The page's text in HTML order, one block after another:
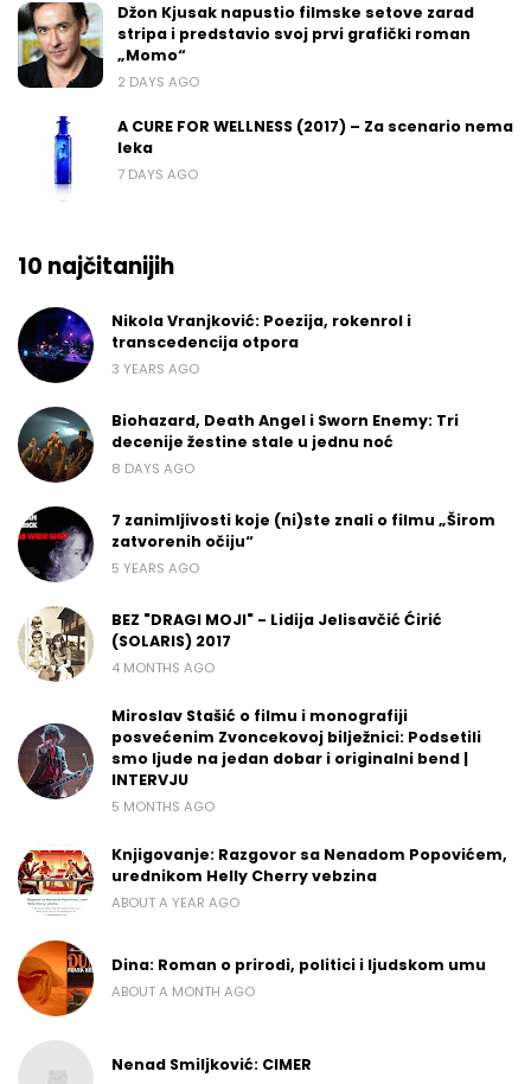
Džon Kjusak napustio filmske setove zarad
stripa i predstavio svoj prvi grafički roman
„Momo“
2 DAYS AGO
A CURE FOR WELLNESS (2017) – Za scenario nema
leka
7 DAYS AGO
10 najčitanijih
Nikola Vranjković: Poezija, rokenrol i
transcedencija otpora
3 YEARS AGO
Biohazard, Death Angel i Sworn Enemy: Tri
decenije žestine stale u jednu noć
8 DAYS AGO
7 zanimljivosti koje (ni)ste znali o filmu „Širom
zatvorenih očiju“
5 YEARS AGO
BEZ "DRAGI MOJI" - Lidija Jelisavčić Ćirić
(SOLARIS) 2017
4 MONTHS AGO
Miroslav Stašić o filmu i monografiji
posvećenim Zvoncekovoj bilježnici: Podsetili
smo ljude na jedan dobar i originalni bend |
INTERVJU
5 MONTHS AGO
Knjigovanje: Razgovor sa Nenadom Popovićem,
urednikom Helly Cherry vebzina
ABOUT A YEAR AGO
Dina: Roman o prirodi, politici i ljudskom umu
ABOUT A MONTH AGO
Nenad Smiljković: CIMER